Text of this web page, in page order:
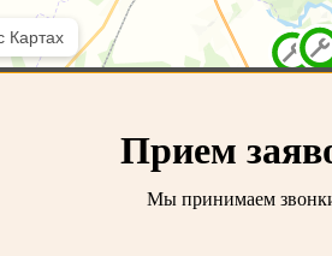
Прием
Мы принимаем